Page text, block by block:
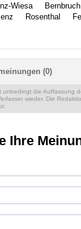
Wiesa Bernbruch
Rosenthal
(0)
unbedingt die Auffassung
wieder. Die
Ihre